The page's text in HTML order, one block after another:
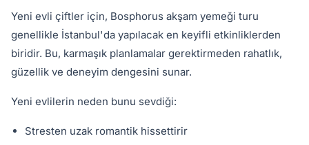
Yeni evli çiftler için, Bosphorus akşam yemeği turu
genellikle İstanbul'da yapılacak en keyifli etkinliklerden
biridir. Bu, karmaşık planlamalar gerektirmeden rahatlık,
güzellik ve deneyim dengesini sunar.
Yeni evlilerin neden bunu sevdiği:
Stresten uzak romantik hissettirir